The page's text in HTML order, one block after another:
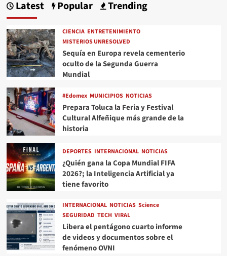
Latest Popular Trending
CIENCIA ENTRETENIMIENTO
MISTERIOS UNRESOLVED
Sequía en Europa revela cementerio
oculto de la Segunda Guerra
Mundial
#Edomex MUNICIPIOS NOTICIAS
Prepara Toluca la Feria y Festival
Cultural Alfeñique más grande de la
historia
DEPORTES INTERNACIONAL NOTICIAS
¿Quién gana la Copa Mundial FIFA
2026?; la Inteligencia Artificial ya
tiene favorito
INTERNACIONAL NOTICIAS Science
SEGURIDAD TECH VIRAL
Libera el pentágono cuarto informe
de videos y documentos sobre el
fenómeno OVNI